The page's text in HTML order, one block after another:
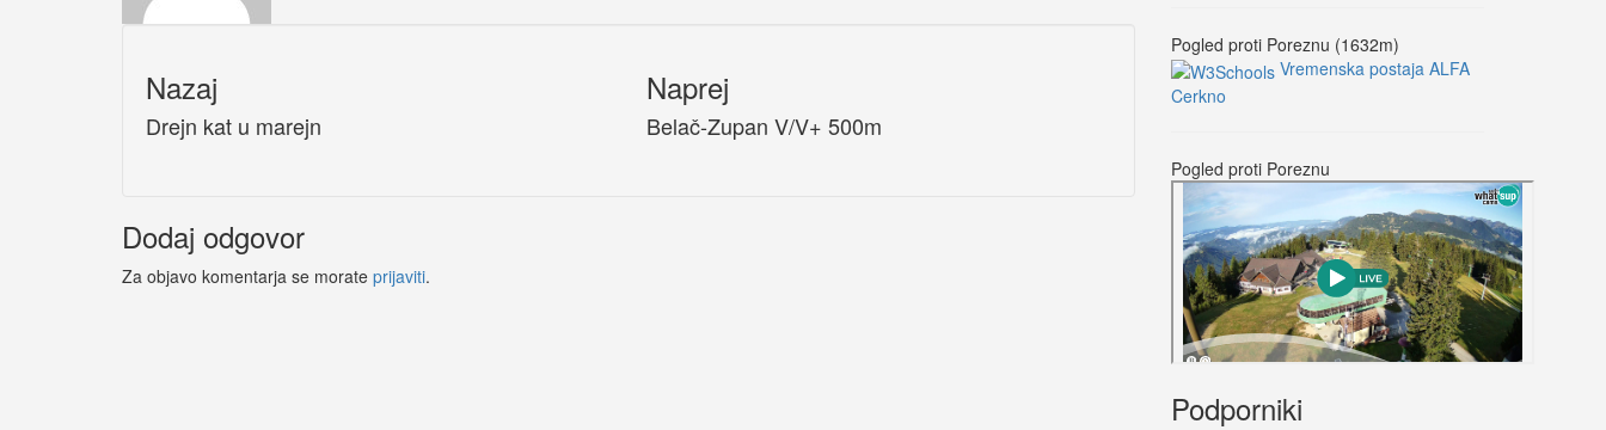
Nazaj
Drejn kat u marejn
Naprej
Belač-Zupan V/V+ 500m
Dodaj odgovor
Za objavo komentarja se morate prijaviti.
Pogled proti Poreznu (1632m)
Vremenska postaja ALFA
Cerkno
Pogled proti Poreznu
Podporniki